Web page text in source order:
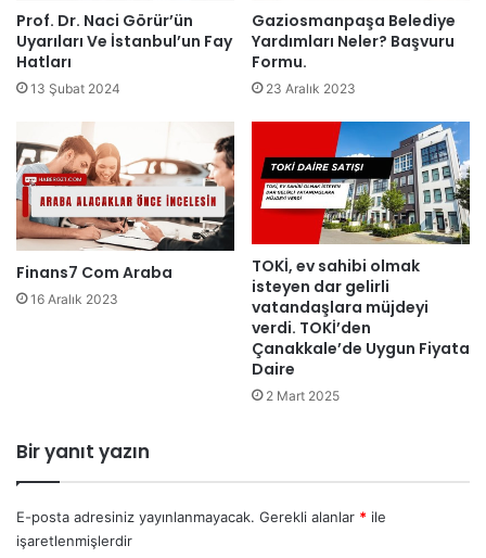
Prof. Dr. Naci Görür’ün
Uyarıları Ve İstanbul’un Fay
Hatları
13 Şubat 2024
Gaziosmanpaşa Belediye
Yardımları Neler? Başvuru
Formu.
23 Aralık 2023
Finans7 Com Araba
16 Aralık 2023
TOKİ, ev sahibi olmak
isteyen dar gelirli
vatandaşlara müjdeyi
verdi. TOKİ’den
Çanakkale’de Uygun Fiyata
Daire
2 Mart 2025
Bir yanıt yazın
E-posta adresiniz yayınlanmayacak. Gerekli alanlar * ile
işaretlenmişlerdir